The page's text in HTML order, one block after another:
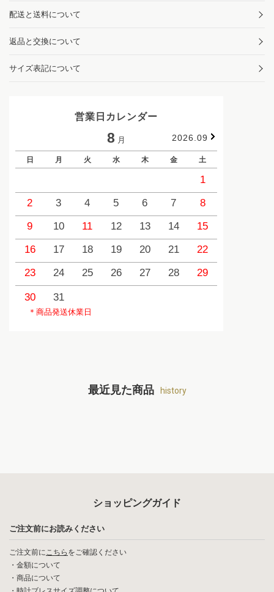
配送と送料について
返品と交換について
サイズ表記について
営業日カレンダー
8 月 2026.09
日 月 火 水 木 金 土
1
2
3 4 5 6 7
8
9
10 11 12 13 14
15
16
17 18 19 20 21
22
23
24 25 26 27 28 29
30 31
＊商品発送休業日
最近見た商品 history
ショッピングガイド
ご注文前にお読みください
ご注文前にこちら をご確認ください
・ 金額について
・ 商品について